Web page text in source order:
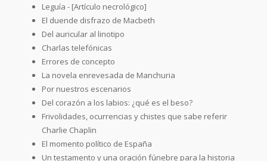
Leguía - [Artículo necrológico]
El duende disfrazo de Macbeth
Del auricular al linotipo
Charlas telefónicas
Errores de concepto
La novela enrevesada de Manchuria
Por nuestros escenarios
Del corazón a los labios: ¿qué es el beso?
Frivolidades, ocurrencias y chistes que sabe referir
Charlie Chaplin
El momento político de España
Un testamento y una oración fúnebre para la historia